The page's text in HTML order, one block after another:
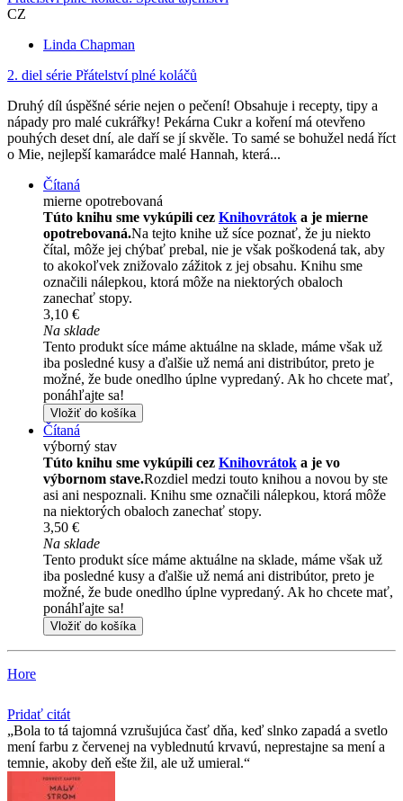
CZ
Linda Chapman
2. diel série Přátelství plné koláčů
Druhý díl úspěšné série nejen o pečení! Obsahuje i recepty, tipy a
nápady pro malé cukrářky! Pekárna Cukr a koření má otevřeno
pouhých deset dní, ale daří se jí skvěle. To samé se bohužel nedá říct
o Mie, nejlepší kamarádce malé Hannah, která...
Čítaná
mierne opotrebovaná
Túto knihu sme vykúpili cez Knihovrátok a je mierne
opotrebovaná.Na tejto knihe už síce poznať, že ju niekto
čítal, môže jej chýbať prebal, nie je však poškodená tak, aby
to akokoľvek znižovalo zážitok z jej obsahu. Knihu sme
označili nálepkou, ktorá môže na niektorých obaloch
zanechať stopy.
3,10 €
Na sklade
Tento produkt síce máme aktuálne na sklade, máme však už
iba posledné kusy a ďalšie už nemá ani distribútor, preto je
možné, že bude onedlho úplne vypredaný. Ak ho chcete mať,
ponáhľajte sa!
Vložiť do košíka
Čítaná
výborný stav
Túto knihu sme vykúpili cez Knihovrátok a je vo
výbornom stave.Rozdiel medzi touto knihou a novou by ste
asi ani nespoznali. Knihu sme označili nálepkou, ktorá môže
na niektorých obaloch zanechať stopy.
3,50 €
Na sklade
Tento produkt síce máme aktuálne na sklade, máme však už
iba posledné kusy a ďalšie už nemá ani distribútor, preto je
možné, že bude onedlho úplne vypredaný. Ak ho chcete mať,
ponáhľajte sa!
Vložiť do košíka
Hore
Pridať citát
Bola to tá tajomná vzrušujúca časť dňa, keď slnko zapadá a svetlo
mení farbu z červenej na vyblednutú krvavú, neprestajne sa mení a
temnie, akoby deň ešte žil, ale už umieral.